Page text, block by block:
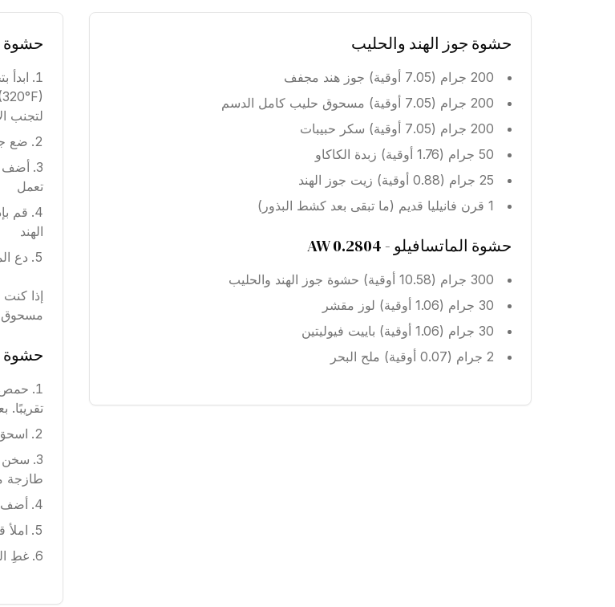
حشوة جوز الهند والحليب
200 جرام (7.05 أوقية) جوز هند مجفف
200 جرام (7.05 أوقية) مسحوق حليب كامل الدسم
200 جرام (7.05 أوقية) سكر حبيبات
50 جرام (1.76 أوقية) زبدة الكاكاو
25 جرام (0.88 أوقية) زيت جوز الهند
1 قرن فانيليا قديم (ما تبقى بعد كشط البذور)
حشوة الماتسافيلو - AW 0.2804
300 جرام (10.58 أوقية) حشوة جوز الهند والحليب
30 جرام (1.06 أوقية) لوز مقشر
30 جرام (1.06 أوقية) باييت فيوليتين
2 جرام (0.07 أوقية) ملح البحر
حشوة
لتجنب
ضع
أضف
تعمل
قم
الهند
دع
إذا
مسحوق
حشوة
تقريبًا.
طازجة
أضف
غطِ